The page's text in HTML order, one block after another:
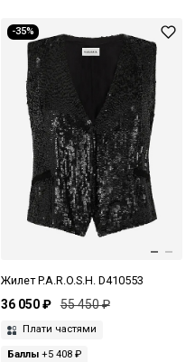
-35%
Жилет P.A.R.O.S.H. D410553
36 050 ₽ 55 450 ₽
Плати частями
Баллы+5 408 ₽